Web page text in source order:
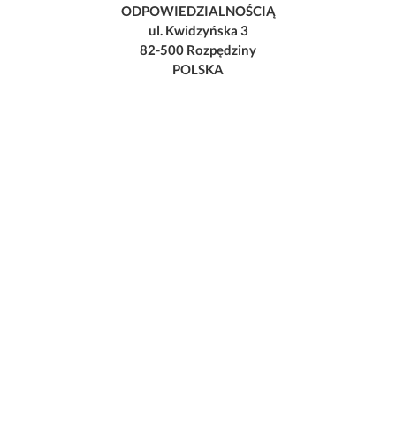
ODPOWIEDZIALNOŚCIĄ
ul. Kwidzyńska 3
82-500 Rozpędziny
POLSKA